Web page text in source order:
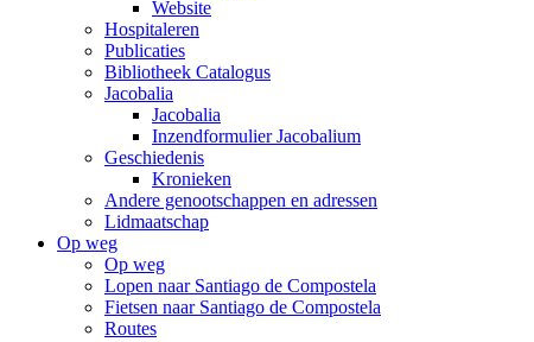
Website
Hospitaleren
Publicaties
Bibliotheek Catalogus
Jacobalia
Jacobalia
Inzendformulier Jacobalium
Geschiedenis
Kronieken
Andere genootschappen en adressen
Lidmaatschap
Op weg
Op weg
Lopen naar Santiago de Compostela
Fietsen naar Santiago de Compostela
Routes